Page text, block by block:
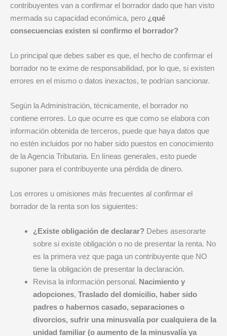
contribuyentes van a confirmar el borrador dado que han visto
mermada su capacidad económica, pero ¿qué
consecuencias existen si confirmo el borrador?
Lo principal que debes saber es que, el hecho de confirmar el
borrador no te exime de responsabilidad, por lo que, si existen
errores en el mismo o datos inexactos, te podrían sancionar.
Según la Administración, técnicamente, el borrador no
contiene errores. Lo que ocurre es que como se elabora con
información obtenida de terceros, puede que haya datos que
no estén incluidos por no haber sido puestos en conocimiento
de la Agencia Tributaria. En líneas generales, esto puede
suponer para el contribuyente una pérdida de dinero.
Los errores u omisiones más frecuentes al confirmar el
borrador de la renta son los siguientes:
¿Existe obligación de declarar? Debes asesorarte
sobre si existe obligación o no de presentar la renta. No
es la primera vez que paga un contribuyente que NO
tiene la obligación de presentar la declaración.
Revisa la información personal. Nacimiento y
adopciones, Traslado del domicilio, haber sido
padres o habernos casado, separaciones o
divorcios, sufrir una minusvalía por cualquiera de la
unidad familiar (o aumento de la minusvalía ya